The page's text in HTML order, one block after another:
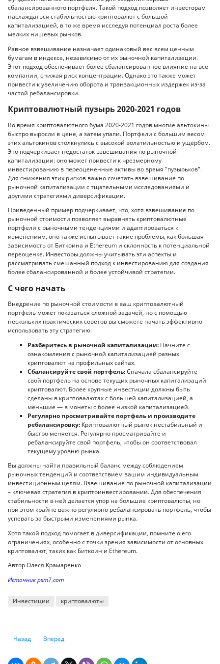
сбалансированного портфеля. Такой подход позволяет инвесторам
наслаждаться стабильностью криптовалют с большой
капитализацией, в то же время исследуя потенциал роста более
мелких нишевых рынков.
Равное взвешивание назначает одинаковый вес всем ценным
бумагам в индексе, независимо от их рыночной капитализации.
Этот подход обеспечивает более сбалансированное влияние на все
компании, снижая риск концентрации. Однако это также может
привести к увеличению оборота и транзакционных издержек из-за
частой ребалансировки.
Криптовалютный пузырь 2020-2021 годов
Во время криптовалютного бума 2020-2021 годов многие альтокины
быстро выросли в цене, а затем упали. Портфели с большим весом
этих альтокинов столкнулись с высокой волатильностью и ущербом.
Это подчеркивает недостаток взвешивания по рыночной
капитализации: оно может привести к чрезмерному
инвестированию в переоцененные активы во время "пузырьков".
Для снижения этих рисков важно сочетать взвешивание по
рыночной капитализации с тщательными исследованиями и
другими стратегиями диверсификации.
Приведенный пример подчеркивает, что, хотя взвешивание по
рыночной стоимости позволяет выравнять криптовалютные
портфели с рыночными тенденциями и адаптироваться к
изменениям, оно также испытывает такие проблемы, как большая
зависимость от Биткоина и Ethereum и склонность к потенциальной
переоценке. Инвесторы должны учитывать эти аспекты и
рассматривать смешанный подход к инвестированию для создания
более сбалансированной и более устойчивой стратегии.
С чего начать
Внедрение по рыночной стоимости в ваш криптовалютный
портфель может показаться сложной задачей, но с помощью
нескольких практических советов вы сможете начать эффективно
использовать эту стратегию:
Разберитесь в рыночной капитализации: Начните с
ознакомления с рыночной капитализацией разных
криптовалют на профильных сайтах.
Сбалансируйте свой портфель:Сначала сбалансируйте
свой портфель на основе текущих рыночных капитализаций
криптовалют. Более крупные инвестиции должны быть
сделаны в криптовалютах с большей капитализацией, а
меньшие — в монеты с более низкой капитализацией.
Регулярно просматривайте портфель и производите
ребалансировку: Криптовалютный рынок нестабильный и
быстро меняется. Регулярно просматривайте и
ребалансируйте свой портфель, чтобы он соответствовал
текущему уровню рынка.
Вы должны найти правильный баланс между соблюдением
рыночных тенденций и соответствием вашим индивидуальным
инвестиционным целям. Взвешивание по рыночной капитализации
– ключевая стратегия в криптоинвестировании. Для обеспечения
стабильности в ней делается упор на большие криптовалюты, но
при этом крайне важно регулярно ребалансировать портфель, чтобы
успевать за быстрыми изменениями рынка.
Хотя такой подход помогает в диверсификации, помните о его
ограничениях, особенно с точки зрения зависимости от основных
криптовалют, таких как Биткоин и Ethereum.
Автор Олеся Крамаренко
Источник psm7.com
Инвестиции криптовалюты
Предыдущий: Почему Казахстан не смог стать одним из центров
Назад Следующий: Биткоин по $85 000: Али Мартинес дал новый
Вперед